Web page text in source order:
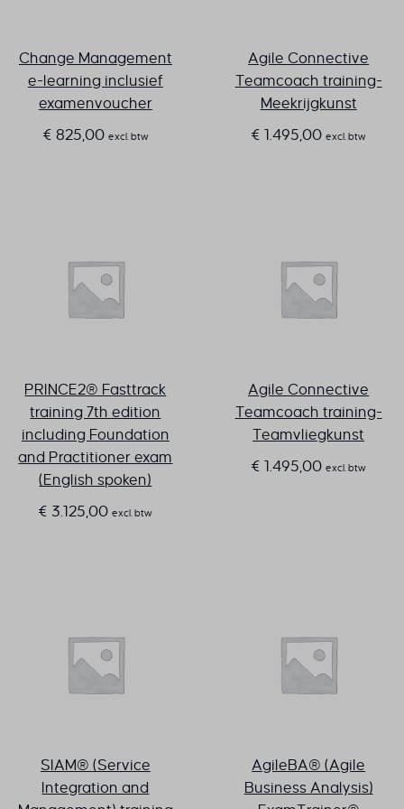
Change Management
e-learning inclusief
examenvoucher
€ 825,00 excl. btw
Agile Connective
Teamcoach training-
Meekrijgkunst
€ 1.495,00 excl. btw
PRINCE2® Fasttrack
training 7th edition
including Foundation
and Practitioner exam
(English spoken)
€ 3.125,00 excl. btw
Agile Connective
Teamcoach training-
Teamvliegkunst
€ 1.495,00 excl. btw
SIAM® (Service
Integration and
AgileBA® (Agile
Business Analysis)